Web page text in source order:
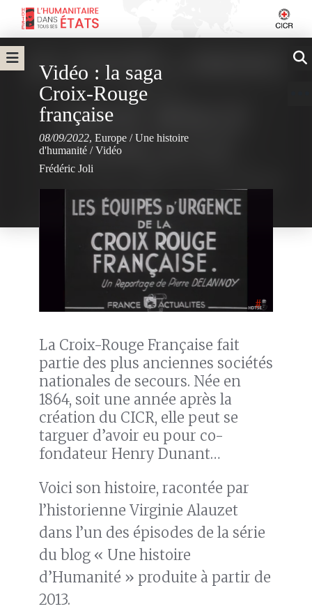
Vidéo : la saga
Croix-Rouge
française
08/09/2022, Europe /Une histoire
d'humanité /Vidéo
Frédéric Joli
La Croix-Rouge Française fait
partie des plus anciennes sociétés
nationales de secours. Née en
1864, soit une année après la
création du CICR, elle peut se
targuer d’avoir eu pour co-
fondateur Henry Dunant…
Voici son histoire, racontée par
l’historienne Virginie Alauzet
dans l’un des épisodes de la série
du blog « Une histoire
d’Humanité » produite à partir de
2013.